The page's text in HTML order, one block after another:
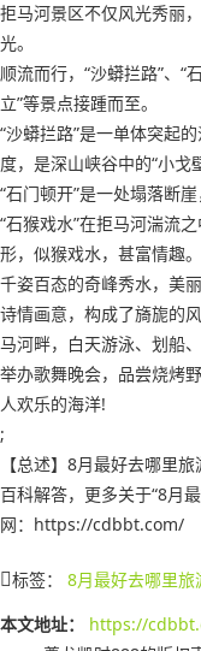
拒马河景区不仅风光秀丽
光。
顺流而行，“沙蟒拦路”、“
立”等景点接踵而至。
“沙蟒拦路”是一单体突起
度，是深山峡谷中的“小戈
“石门顿开”是一处塌落断
“石猴戏水”在拒马河湍流
形，似猴戏水，甚富情趣。
千姿百态的奇峰秀水，美
诗情画意，构成了旖旎的
马河畔，白天游泳、划船
举办歌舞晚会，品尝烧烤
人欢乐的海洋!
;
【总述】8月最好去哪里
百科解答，更多关于“8月
网：https://cdbbt.com/
标签： 8月最好去哪里旅
本文地址：
https://